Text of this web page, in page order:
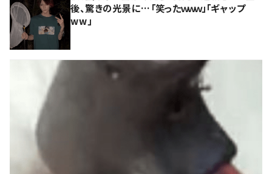
後、驚きの光景に…「笑ったｗｗｗ」「ギャップ
ww」